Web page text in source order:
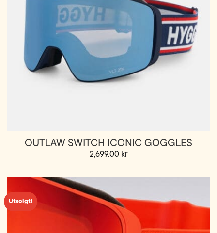
OUTLAW SWITCH ICONIC GOGGLES
2,699.00 kr
Utsolgt!